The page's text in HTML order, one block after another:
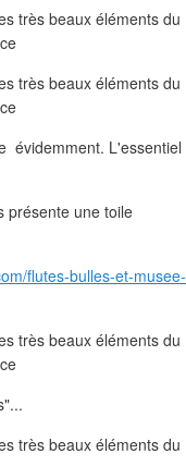
évidemment. L'essentiel
présente une toile
flutes-bulles-et-musee-